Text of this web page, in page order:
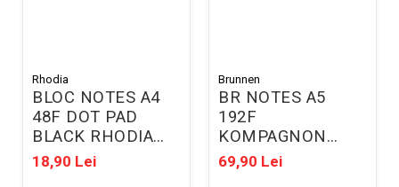
Rhodia
BLOC NOTES A4
48F DOT PAD
BLACK RHODIA
119166C
18,90 Lei
Brunnen
BR NOTES A5
192F
KOMPAGNON
AURIU METALIC
CU ELASTIC DOTS
69,90 Lei